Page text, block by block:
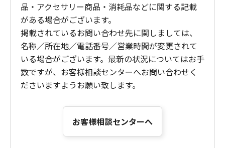
品・アクセサリー商品・消耗品などに関する記載
がある場合がございます。
掲載されているお問い合わせ先に関しましては、
名称／所在地／電話番号／営業時間が変更されて
いる場合がございます。最新の状況についてはお手
数ですが、お客様相談センターへお問い合わせく
ださいますようお願い致します。
お客様相談センターへ